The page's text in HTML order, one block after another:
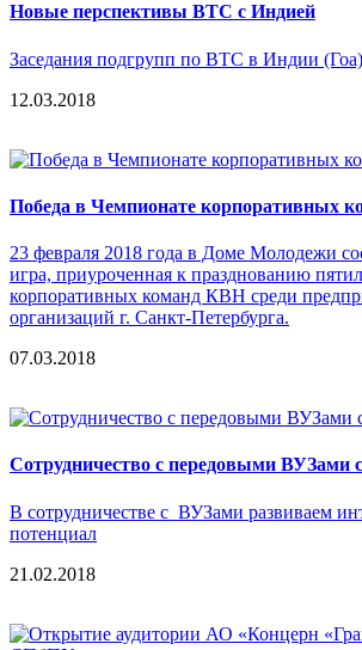
Новые перспективы ВТС с Индией
Заседания подгрупп по ВТС в Индии (Гоа)
12.03.2018
Победа в Чемпионате корпоративных
23 февраля 2018 года в Доме Молодежи
игра, приуроченная к празднованию
корпоративных команд КВН среди
организаций г. Санкт-Петербурга.
07.03.2018
Сотрудничество с передовыми ВУЗами
В сотрудничестве с ВУЗами развиваем
потенциал
21.02.2018